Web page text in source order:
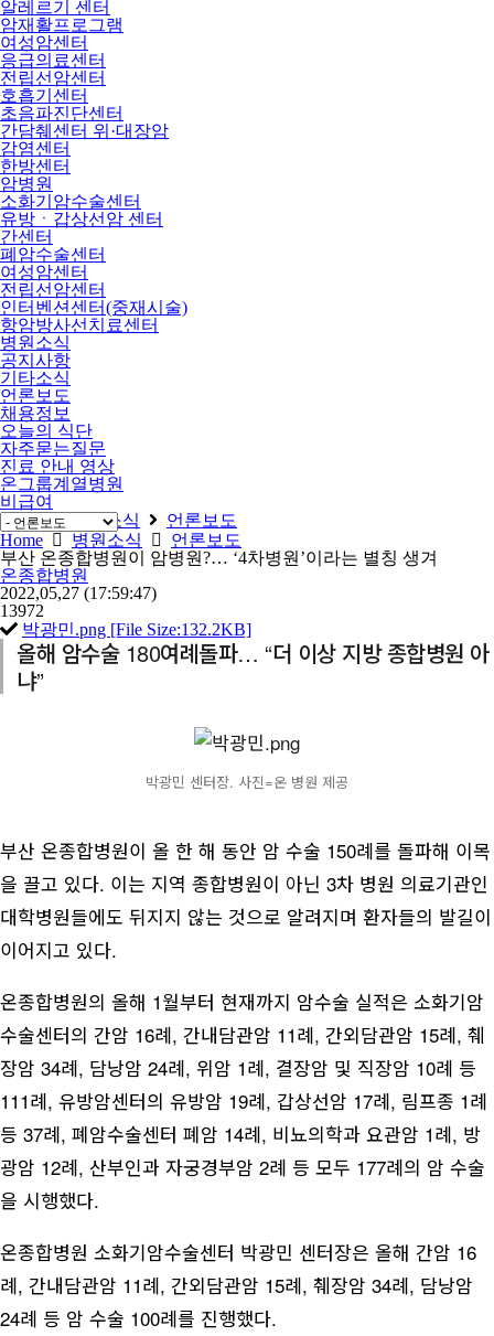
알레르기 센터
암재활프로그램
여성암센터
응급의료센터
전립선암센터
호흡기센터
초음파진단센터
간담췌센터 위·대장암
감염센터
한방센터
암병원
소화기암수술센터
유방ㆍ갑상선암 센터
간센터
폐암수술센터
여성암센터
전립선암센터
인터벤션센터(중재시술)
항암방사선치료센터
병원소식
공지사항
기타소식
언론보도
채용정보
오늘의 식단
자주묻는질문
진료 안내 영상
온그룹계열병원
비급여
Home
병원소식
언론보도
Home
병원소식
언론보도
부산 온종합병원이 암병원?… ‘4차병원’이라는 별칭 생겨
온종합병원
2022,05,27 (17:59:47)
13972
박광민.png [File Size:132.2KB]
올해 암수술 180여례돌파… “더 이상 지방 종합병원 아
냐”
박광민 센터장. 사진=온 병원 제공
부산 온종합병원이 올 한 해 동안 암 수술 150례를 돌파해 이목
을 끌고 있다. 이는 지역 종합병원이 아닌 3차 병원 의료기관인
대학병원들에도 뒤지지 않는 것으로 알려지며 환자들의 발길이
이어지고 있다.
온종합병원의 올해 1월부터 현재까지 암수술 실적은 소화기암
수술센터의 간암 16례, 간내담관암 11례, 간외담관암 15례, 췌
장암 34례, 담낭암 24례, 위암 1례, 결장암 및 직장암 10례 등
111례, 유방암센터의 유방암 19례, 갑상선암 17례, 림프종 1례
등 37례, 폐암수술센터 폐암 14례, 비뇨의학과 요관암 1례, 방
광암 12례, 산부인과 자궁경부암 2례 등 모두 177례의 암 수술
을 시행했다.
온종합병원 소화기암수술센터 박광민 센터장은 올해 간암 16
례, 간내담관암 11례, 간외담관암 15례, 췌장암 34례, 담낭암
24례 등 암 수술 100례를 진행했다.